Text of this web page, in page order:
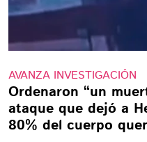
AVANZA INVESTIGACIÓN
Ordenaron “un
ataque que dejó a
80% del cuerpo